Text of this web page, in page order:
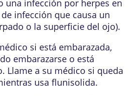
una infección por herpes en
infección que causa un
o la superficie del ojo).
si está embarazada,
embarazarse o está
Llame a su médico si queda
usa flunisolida.